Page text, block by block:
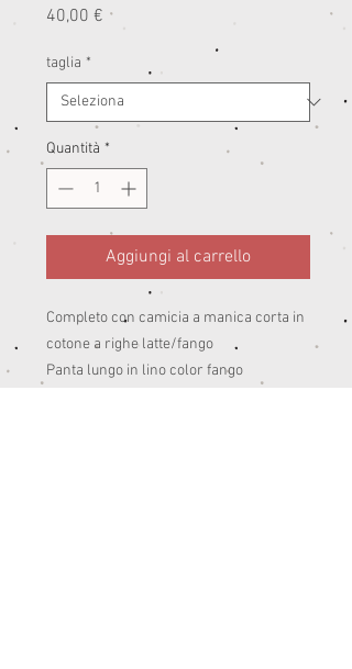
40,00 € Prezzo
taglia *
Quantità *
Aggiungi al carrello
Completo con camicia a manica corta in
cotone a righe latte/fango
Panta lungo in lino color fango